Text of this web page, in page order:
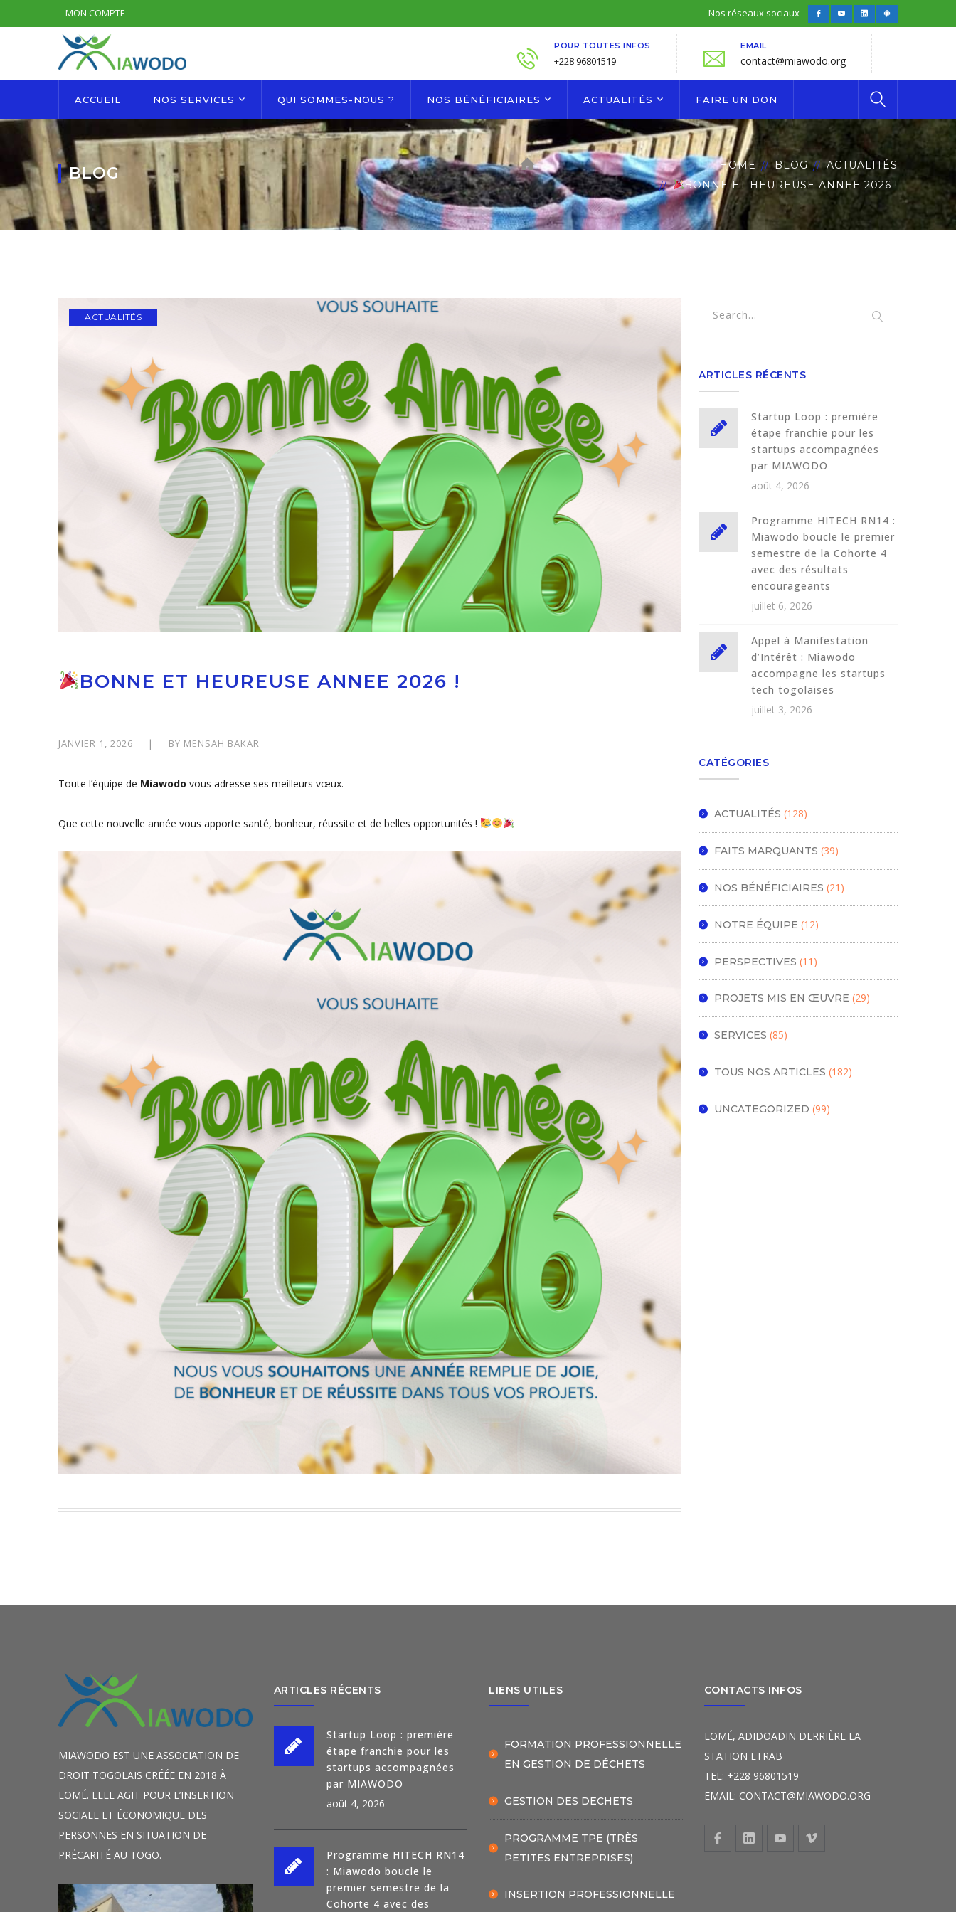
MON COMPTE Nos réseaux sociaux
FacebookYoutubeLinkedInAndroid
POUR TOUTES INFOS
+228 96801519
EMAIL
contact@miawodo.org
ACCUEIL NOS SERVICES QUI SOMMES-NOUS ? NOS BÉNÉFICIAIRES ACTUALITÉS FAIRE UN DON
BLOG HOME BLOG
ACTUALITÉS
BONNE ET HEUREUSE ANNEE 2026 !
ACTUALITÉS
BONNE ET HEUREUSE ANNEE 2026 !
JANVIER 1, 2026 BY MENSAH BAKAR
Toute l’équipe de Miawodo vous adresse ses meilleurs vœux.
Que cette nouvelle année vous apporte santé, bonheur, réussite et de belles opportunités !
ARTICLES RÉCENTS
Startup Loop : première
étape franchie pour les
startups accompagnées
par MIAWODO
août 4, 2026
Programme HITECH RN14 :
Miawodo boucle le premier
semestre de la Cohorte 4
avec des résultats
encourageants
juillet 6, 2026
Appel à Manifestation
d’Intérêt : Miawodo
accompagne les startups
tech togolaises
juillet 3, 2026
CATÉGORIES
ACTUALITÉS (128)
FAITS MARQUANTS (39)
NOS BÉNÉFICIAIRES (21)
NOTRE ÉQUIPE (12)
PERSPECTIVES (11)
PROJETS MIS EN ŒUVRE (29)
SERVICES (85)
TOUS NOS ARTICLES (182)
UNCATEGORIZED (99)
MIAWODO EST UNE ASSOCIATION DE
DROIT TOGOLAIS CRÉÉE EN 2018 À
LOMÉ. ELLE AGIT POUR L’INSERTION
SOCIALE ET ÉCONOMIQUE DES
PERSONNES EN SITUATION DE
PRÉCARITÉ AU TOGO.
ARTICLES RÉCENTS
Startup Loop : première
étape franchie pour les
startups accompagnées
par MIAWODO
août 4, 2026
Programme HITECH RN14
: Miawodo boucle le
premier semestre de la
Cohorte 4 avec des
LIENS UTILES
FORMATION PROFESSIONNELLE
EN GESTION DE DÉCHETS
GESTION DES DECHETS
PROGRAMME TPE (TRÈS
PETITES ENTREPRISES)
INSERTION PROFESSIONNELLE
CONTACTS INFOS
LOMÉ, ADIDOADIN DERRIÈRE LA
STATION ETRAB
TEL: +228 96801519
EMAIL: CONTACT@MIAWODO.ORG